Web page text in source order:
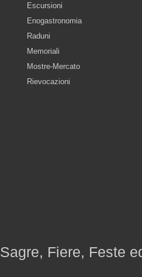
Escursioni
Enogastronomia
Raduni
Memoriali
Mostre-Mercato
Rievocazioni
Sagre, Fiere, Feste